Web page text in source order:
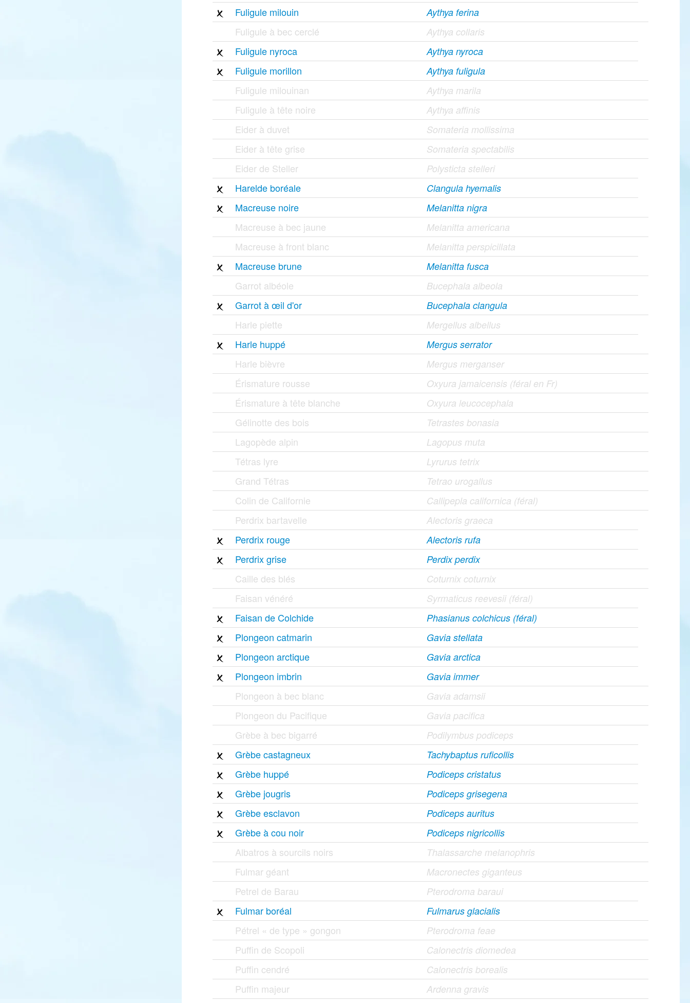
Fuligule milouin Aythya ferina
Fuligule à bec cerclé Aythya collaris
Fuligule nyroca Aythya nyroca
Fuligule morillon Aythya fuligula
Fuligule milouinan Aythya marila
Fuligule à tête noire Aythya affinis
Eider à duvet Somateria mollissima
Eider à tête grise Somateria spectabilis
Eider de Steller Polysticta stelleri
Harelde boréale Clangula hyemalis
Macreuse noire Melanitta nigra
Macreuse à bec jaune Melanitta americana
Macreuse à front blanc Melanitta perspicillata
Macreuse brune Melanitta fusca
Garrot albéole Bucephala albeola
Garrot à œil d'or Bucephala clangula
Harle piette Mergellus albellus
Harle huppé Mergus serrator
Harle bièvre Mergus merganser
Érismature rousse Oxyura jamaicensis (féral en Fr)
Érismature à tête blanche Oxyura leucocephala
Gélinotte des bois Tetrastes bonasia
Lagopède alpin Lagopus muta
Tétras lyre Lyrurus tetrix
Grand Tétras Tetrao urogallus
Colin de Californie Callipepla californica (féral)
Perdrix bartavelle Alectoris graeca
Perdrix rouge Alectoris rufa
Perdrix grise Perdix perdix
Caille des blés Coturnix coturnix
Faisan vénéré Syrmaticus reevesii (féral)
Faisan de Colchide Phasianus colchicus (féral)
Plongeon catmarin Gavia stellata
Plongeon arctique Gavia arctica
Plongeon imbrin Gavia immer
Plongeon à bec blanc Gavia adamsii
Plongeon du Pacifique Gavia pacifica
Grèbe à bec bigarré Podilymbus podiceps
Grèbe castagneux Tachybaptus ruficollis
Grèbe huppé Podiceps cristatus
Grèbe jougris Podiceps grisegena
Grèbe esclavon Podiceps auritus
Grèbe à cou noir Podiceps nigricollis
Albatros à sourcils noirs Thalassarche melanophris
Fulmar géant Macronectes giganteus
Petrel de Barau Pterodroma baraui
Fulmar boréal Fulmarus glacialis
Pétrel « de type » gongon Pterodroma feae
Puffin de Scopoli Calonectris diomedea
Puffin cendré Calonectris borealis
Puffin majeur Ardenna gravis